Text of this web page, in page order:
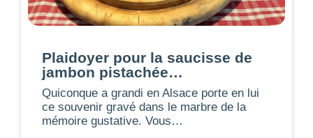
Plaidoyer pour la saucisse de
jambon pistachée…
Quiconque a grandi en Alsace porte en lui
ce souvenir gravé dans le marbre de la
mémoire gustative. Vous…